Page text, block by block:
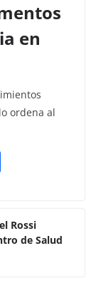
en
ordena al
p
ar
Rossi
de Salud